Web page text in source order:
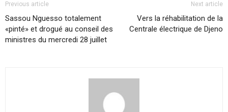
Previous article
Sassou Nguesso totalement
«pinté» et drogué au conseil des
ministres du mercredi 28 juillet
Next article
Vers la réhabilitation de la
Centrale électrique de Djeno